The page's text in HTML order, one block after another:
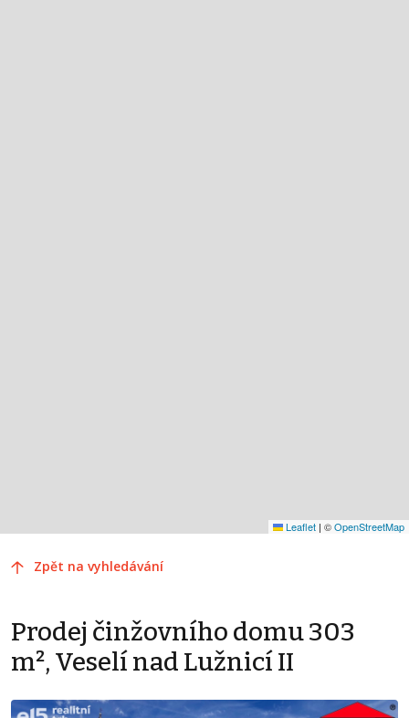
Leaflet | ©OpenStreetMap
Zpět na vyhledávání
Prodej činžovního domu 303
m², Veselí nad Lužnicí II